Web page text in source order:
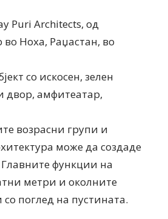
Puri Architects, од
Ноха, Раџастан, во
со искосен, зелен
двор, амфитеатар,
возрасни групи и
може да создаде
функции на
метри и околните
поглед на пустината.
Дваесет одговори за
МодаМода со Александар
Ристовски Принц